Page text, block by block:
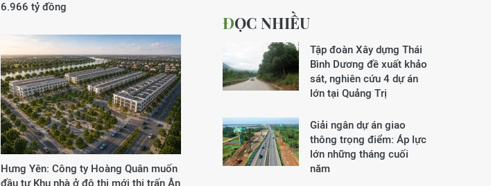
6.966 tỷ đồng
Hưng Yên: Công ty Hoàng Quân muốn
đầu tư Khu nhà ở đô thị mới thị trấn Ân
ĐỌC NHIỀU
Tập đoàn Xây dựng Thái
Bình Dương đề xuất khảo
sát, nghiên cứu 4 dự án
lớn tại Quảng Trị
Giải ngân dự án giao
thông trọng điểm: Áp lực
lớn những tháng cuối
năm